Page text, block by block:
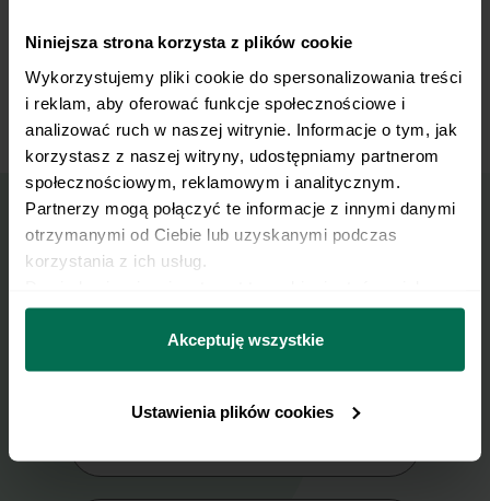
Niniejsza strona korzysta z plików cookie
Wykorzystujemy pliki cookie do spersonalizowania treści
i reklam, aby oferować funkcje społecznościowe i
analizować ruch w naszej witrynie. Informacje o tym, jak
korzystasz z naszej witryny, udostępniamy partnerom
społecznościowym, reklamowym i analitycznym.
Partnerzy mogą połączyć te informacje z innymi danymi
otrzymanymi od Ciebie lub uzyskanymi podczas
korzystania z ich usług.
można się z nami skontaktować i w jaki sposób
przetwarzamy dane osobowe w ramach
prywatności.
Akceptuję wszystkie
Ustawienia plików cookies
kremową bazę bogatą w wapń i probiotyki. Natomiast
chleb żytni razowy uzupełnia posiłek o kolejną porcję
błonnika. Przy 604 kcal masz zbilansowany, kompletny
letni obiad w misce. Zrób go raz, a wróci do Twojego
menu na stałe!
Wyślij przepis na e-mail
Nasze najlepsze przepisy, prosto na Twoja
skrzynkę e-mail.
Zapisz się do naszego Newslettera